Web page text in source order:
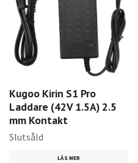
Kugoo Kirin S1 Pro
Laddare (42V 1.5A) 2.5
mm Kontakt
Slutsåld
LÄS MER